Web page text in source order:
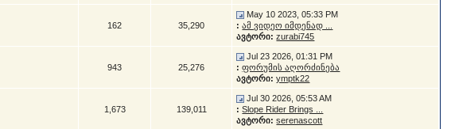
162 35,290
May 10 2023, 05:33 PM
: ამ ვიდეო იმდენად ...
ავტორი: zurabi745
943 25,276
Jul 23 2026, 01:31 PM
: ფორუმის აღორძინება
ავტორი: ymptk22
1,673 139,011
Jul 30 2026, 05:53 AM
: Slope Rider Brings ...
ავტორი: serenascott